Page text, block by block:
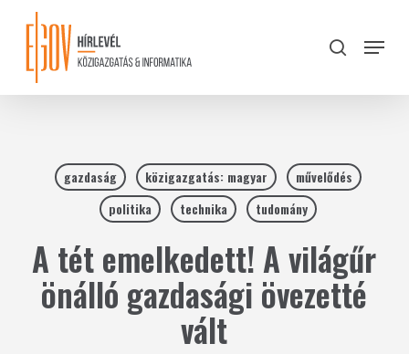
content
search
Menu
gazdaság közigazgatás: magyar
művelődés
politika
technika tudomány
A tét emelkedett! A világűr
önálló gazdasági övezetté
vált
Close